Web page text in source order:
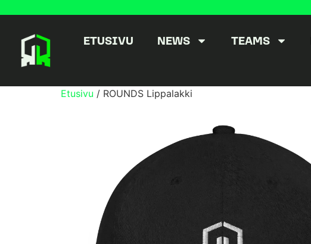
ETUSIVU NEWS TEAMS
Etusivu / ROUNDS Lippalakki